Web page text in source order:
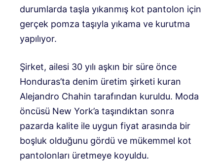
durumlarda taşla yıkanmış kot pantolon için
gerçek pomza taşıyla yıkama ve kurutma
yapılıyor.
Şirket, ailesi 30 yılı aşkın bir süre önce
Honduras’ta denim üretim şirketi kuran
Alejandro Chahin tarafından kuruldu. Moda
öncüsü New York’a taşındıktan sonra
pazarda kalite ile uygun fiyat arasında bir
boşluk olduğunu gördü ve mükemmel kot
pantolonları üretmeye koyuldu.